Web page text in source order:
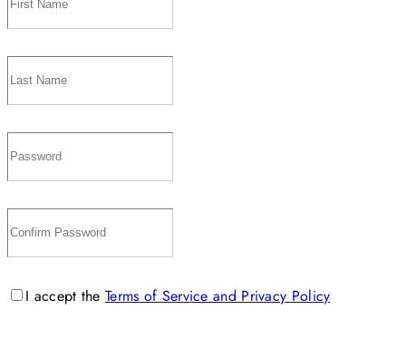
I accept the Terms of Service and Privacy Policy